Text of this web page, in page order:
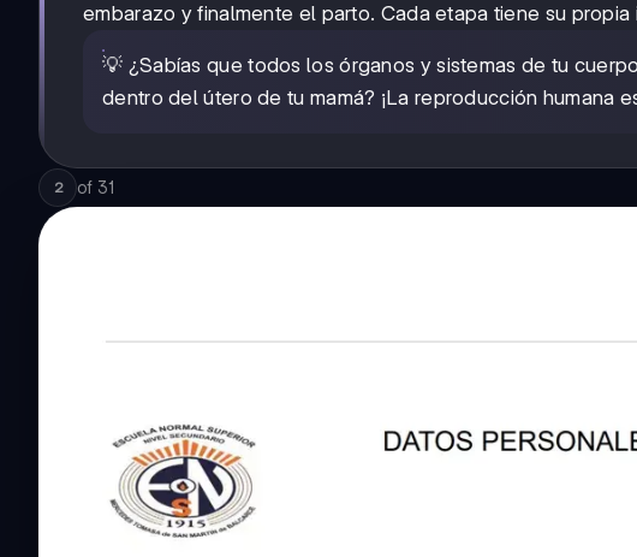
embarazo y finalmente el parto. Cada etapa tiene su
💡 ¿Sabías que todos los órganos y sistemas de tu
dentro del útero de tu mamá? ¡La reproducción humana
2 of 31